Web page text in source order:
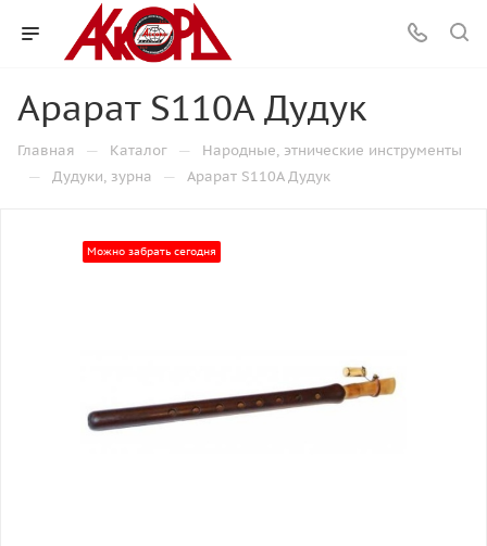
Арарат S110A Дудук
Главная — Каталог — Народные, этнические инструменты
— Дудуки, зурна — Арарат S110A Дудук
Можно забрать сегодня